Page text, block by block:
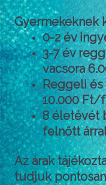
Gyermekeknek
0-2 év
3-7 év
vacsora
Reggeli és
10.000
8 életévét
felnőtt
Az árak
tudjuk